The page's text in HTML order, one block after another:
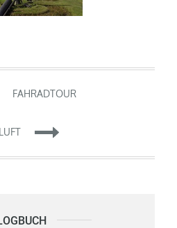
FAHRADTOUR
Logbuch